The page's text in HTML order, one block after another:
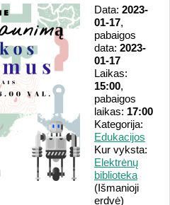
Data: 2023-
01-17,
pabaigos
data: 2023-
01-17
Laikas:
15:00,
pabaigos
laikas: 17:00
Kategorija:
Edukacijos
Kur vyksta:
Elektrėnų
biblioteka
(Išmanioji
erdvė)